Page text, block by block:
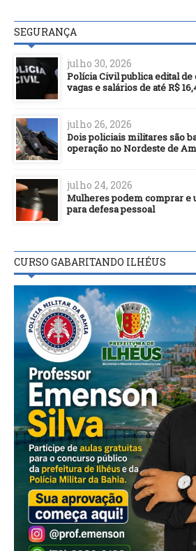
SEGURANÇA
julho 30, 2026
Polícia Civil publica edital de
vagas e salários de até R$
julho 26, 2026
Dois policiais militares são
operação no Nordeste de
julho 24, 2026
Mulheres podem comprar e
para defesa pessoal
CURSO GABARITANDO ILHÉUS